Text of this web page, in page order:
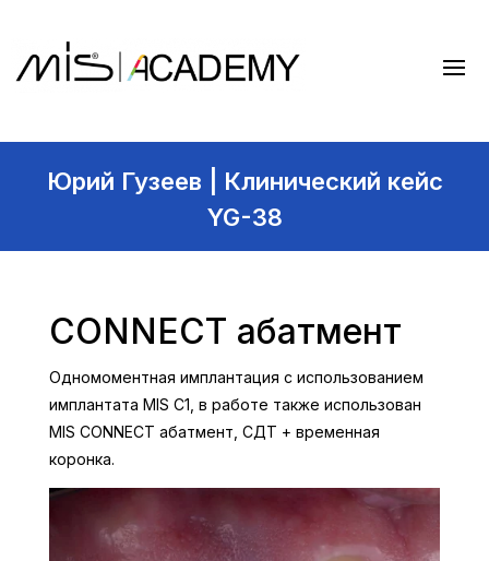
Юрий Гузеев | Клинический кейс
YG-38
CONNECT абатмент
Одномоментная имплантация с использованием
имплантата MIS C1, в работе также использован
MIS CONNECT абатмент, СДТ + временная
коронка.